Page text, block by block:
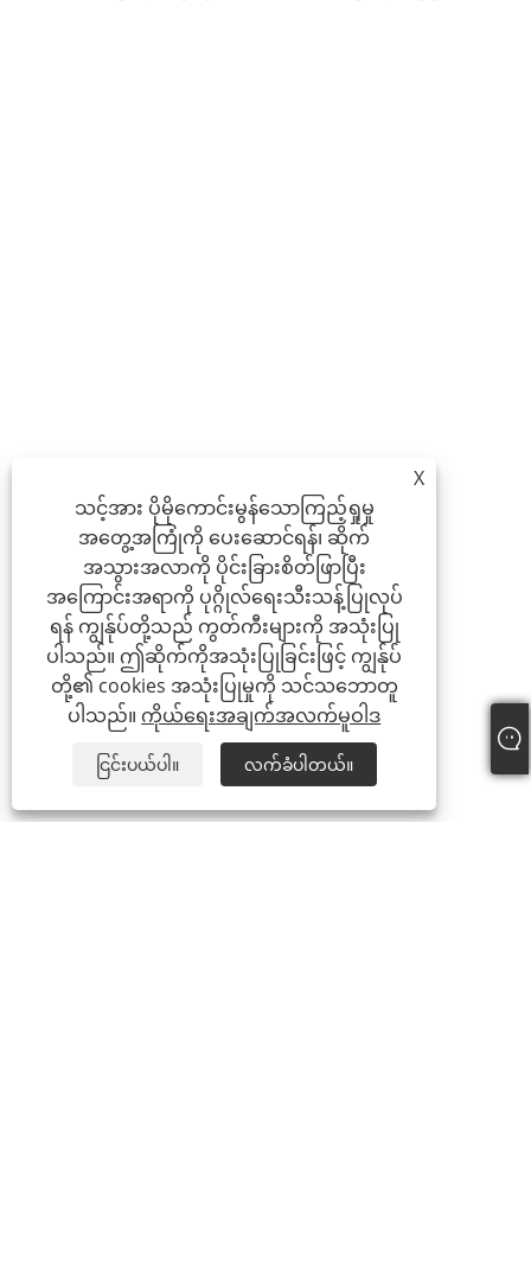
X
သင့်အား ပိုမိုကောင်းမွန်သောကြည့်ရှုမှု
အတွေ့အကြုံကို ပေးဆောင်ရန်၊ ဆိုက်
အသွားအလာကို ပိုင်းခြားစိတ်ဖြာပြီး
အကြောင်းအရာကို ပုဂ္ဂိုလ်ရေးသီးသန့်ပြုလုပ်
ရန် ကျွန်ုပ်တို့သည် ကွတ်ကီးများကို အသုံးပြု
ပါသည်။ ဤဆိုက်ကိုအသုံးပြုခြင်းဖြင့် ကျွန်ုပ်
တို့၏ cookies အသုံးပြုမှုကို သင်သဘောတူ
ပါသည်။ ကိုယ်ရေးအချက်အလက်မူဝါဒ
ငြင်းပယ်ပါ။ လက်ခံပါတယ်။